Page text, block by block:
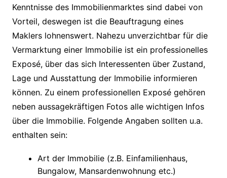
Kenntnisse des Immobilienmarktes sind dabei von
Vorteil, deswegen ist die Beauftragung eines
Maklers lohnenswert. Nahezu unverzichtbar für die
Vermarktung einer Immobilie ist ein professionelles
Exposé, über das sich Interessenten über Zustand,
Lage und Ausstattung der Immobilie informieren
können. Zu einem professionellen Exposé gehören
neben aussagekräftigen Fotos alle wichtigen Infos
über die Immobilie. Folgende Angaben sollten u.a.
enthalten sein:
Art der Immobilie (z.B. Einfamilienhaus,
Bungalow, Mansardenwohnung etc.)